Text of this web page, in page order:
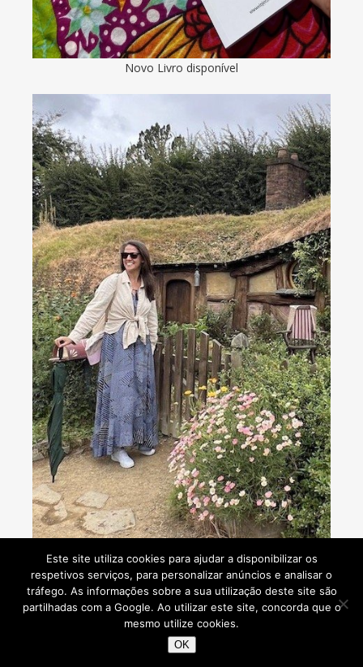
Novo Livro disponível
Viaje Comigo © 2026
Este site utiliza cookies para ajudar a disponibilizar os
respetivos serviços, para personalizar anúncios e analisar o
tráfego. As informações sobre a sua utilização deste site são
partilhadas com a Google. Ao utilizar este site, concorda que o
mesmo utilize cookies.
OK